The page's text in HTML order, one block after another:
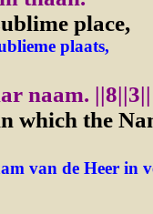
place,
plaats,
naam. ||8||3||
which the
van de Heer